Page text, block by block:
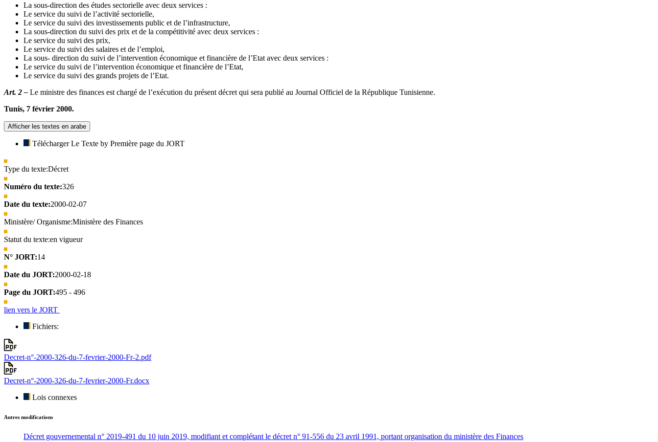
La sous-direction des études sectorielle avec deux services :
Le service du suivi de l’activité sectorielle,
Le service du suivi des investissements public et de l’infrastructure,
La sous-direction du suivi des prix et de la compétitivité avec deux services :
Le service du suivi des prix,
Le service du suivi des salaires et de l’emploi,
La sous- direction du suivi de l’intervention économique et financière de l’Etat avec deux services :
Le service du suivi de l’intervention économique et financière de l’Etat,
Le service du suivi des grands projets de l’Etat.
Art. 2 – Le ministre des finances est chargé de l’exécution du présent décret qui sera publié au Journal Officiel de la République Tunisienne.
Tunis, 7 février 2000.
Afficher les textes en arabe
Télécharger Le Texte by Première page du JORT
Type du texte:Décret
Numéro du texte:326
Date du texte:2000-02-07
Ministère/ Organisme:Ministère des Finances
Statut du texte:en vigueur
N° JORT:14
Date du JORT:2000-02-18
Page du JORT:495 - 496
lien vers le JORT
Fichiers:
Decret-n°-2000-326-du-7-fevrier-2000-Fr-2.pdf
Decret-n°-2000-326-du-7-fevrier-2000-Fr.docx
Lois connexes
Autres modifications
Décret gouvernemental n° 2019-491 du 10 juin 2019, modifiant et complétant le décret n° 91-556 du 23 avril 1991, portant organisation du ministère des Finances